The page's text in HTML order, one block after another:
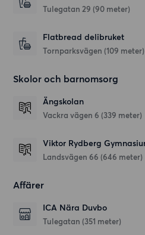
Tulegatan 29 (90 meter)
Flatbread delibruket
Tornparksvägen (109 meter)
Skolor och barnomsorg
Ängskolan
Vackra vägen 6 (339 meter)
Viktor Rydberg
Landsvägen 66 (646 meter)
Affärer
ICA Nära Duvbo
Tulegatan (351 meter)